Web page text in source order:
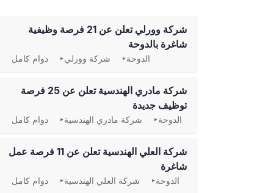
شركة وورلي تعلن عن 21 فرصة وظيفية
شاغرة بالدوحة
الدوحة شركة وورلي دوام كامل
شركة مادري الهندسية تعلن عن 25 فرصة
توظيف جديدة
الدوحة شركة مادري الهندسية دوام كامل
شركة العلي الهندسية تعلن عن 11 فرصة عمل
شاغرة
الدوحة شركة العلي الهندسية دوام كامل